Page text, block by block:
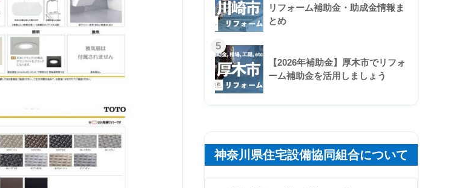
リフォーム補助金・助成金情報ま
とめ
5
【2026年補助金】厚木市でリフォ
ーム補助金を活用しましょう
神奈川県住宅設備協同組合について